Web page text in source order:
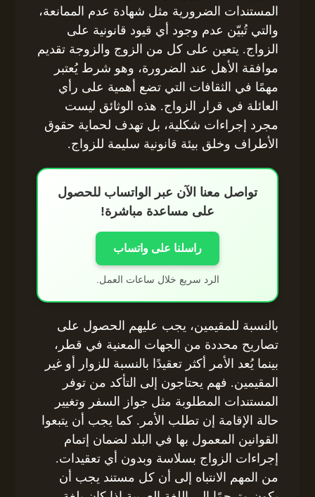
المستندات الضرورية مثل شهادة عدم الممانعة،
والتي تُبيّن عدم وجود أي قيود قانونية على
الزواج. يتعين على كل من الزوج والزوجة تقديم
موافقة الأهل عند الضرورة، وهو شرط يُعتبر
مهمًا في الثقافات التي تضع أهمية على رأي
العائلة في قرار الزواج. هذه الوثائق ليست
مجرد إجراءات شكلية، بل تهدف لحماية حقوق
الأطراف وخلق بيئة قانونية سليمة للزواج.
تواصل معنا الآن عبر الواتساب للحصول
على مساعدة مباشرة!
راسلنا على واتساب
الرد سريع خلال ساعات العمل.
بالنسبة للمقيمين، يجب عليهم الحصول على
تصاريح محددة من الجهات المعنية في قطر،
بينما يُعد الأمر أكثر تعقيدًا بالنسبة للزوار أو غير
المقيمين. فهم يحتاجون إلى التأكد من توفر
المستندات المطلوبة مثل جواز السفر وتغيير
حالة الإقامة إن تطلب الأمر. كما يجب أن يتبعوا
القوانين المعمول بها في البلد لضمان إتمام
إجراءات الزواج بسلاسة وبدون أي تعقيدات.
من المهم الانتباه إلى أن كل مستند يجب أن